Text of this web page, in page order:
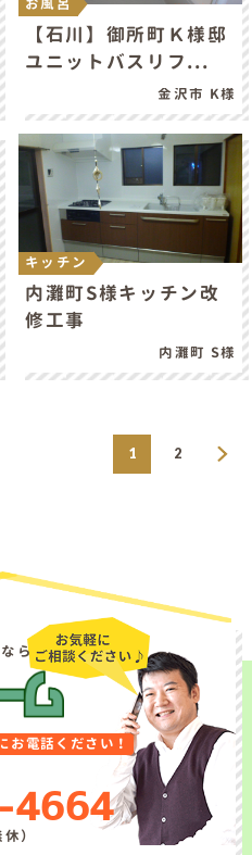
お風呂
【石川】御所町Ｋ様邸
ユニットバスリフ...
金沢市 K様
キッチン
内灘町S様キッチン改
修工事
内灘町 S様
1 2
ら
お電話ください！
4664
）